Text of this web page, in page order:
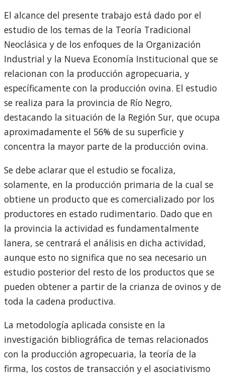
El alcance del presente trabajo está dado por el
estudio de los temas de la Teoría Tradicional
Neoclásica y de los enfoques de la Organización
Industrial y la Nueva Economía Institucional que se
relacionan con la producción agropecuaria, y
específicamente con la producción ovina. El estudio
se realiza para la provincia de Río Negro,
destacando la situación de la Región Sur, que ocupa
aproximadamente el 56% de su superficie y
concentra la mayor parte de la producción ovina.
Se debe aclarar que el estudio se focaliza,
solamente, en la producción primaria de la cual se
obtiene un producto que es comercializado por los
productores en estado rudimentario. Dado que en
la provincia la actividad es fundamentalmente
lanera, se centrará el análisis en dicha actividad,
aunque esto no significa que no sea necesario un
estudio posterior del resto de los productos que se
pueden obtener a partir de la crianza de ovinos y de
toda la cadena productiva.
La metodología aplicada consiste en la
investigación bibliográfica de temas relacionados
con la producción agropecuaria, la teoría de la
firma, los costos de transacción y el asociativismo